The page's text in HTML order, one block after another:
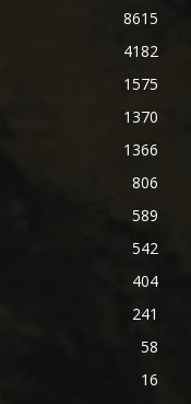
8615
4182
1575
1370
1366
806
589
542
404
241
58
16